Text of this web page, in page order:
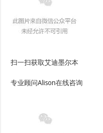
扫一扫获取艾迪墨尔本
专业顾问Alison在线咨询